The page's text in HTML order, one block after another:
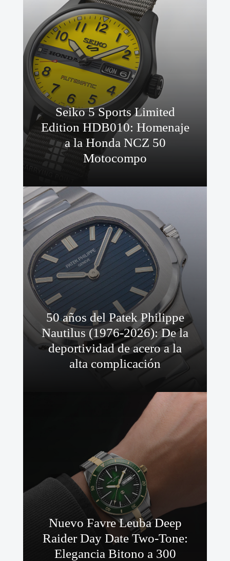
Seiko 5 Sports Limited
Edition HDB010: Homenaje
a la Honda NCZ 50
Motocompo
50 años del Patek Philippe
Nautilus (1976-2026): De la
deportividad de acero a la
alta complicación
Nuevo Favre Leuba Deep
Raider Day Date Two-Tone:
Elegancia Bitono a 300